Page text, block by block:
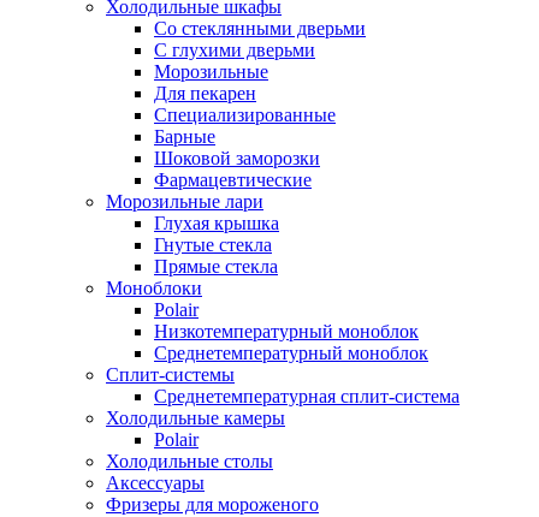
Холодильные шкафы
Со стеклянными дверьми
С глухими дверьми
Морозильные
Для пекарен
Специализированные
Барные
Шоковой заморозки
Фармацевтические
Морозильные лари
Глухая крышка
Гнутые стекла
Прямые стекла
Моноблоки
Polair
Низкотемпературный моноблок
Среднетемпературный моноблок
Сплит-системы
Среднетемпературная сплит-система
Холодильные камеры
Polair
Холодильные столы
Аксессуары
Фризеры для мороженого